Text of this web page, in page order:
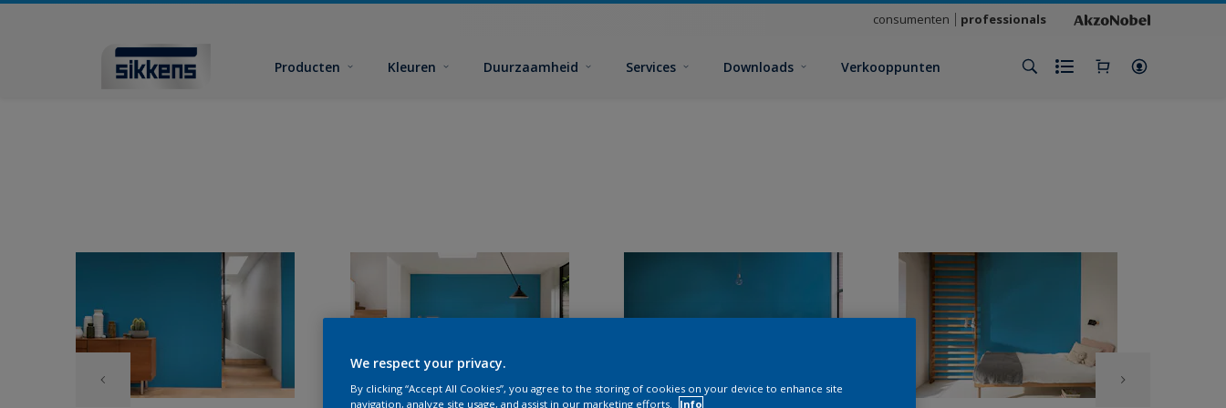
consumenten professionals
Producten Kleuren Duurzaamheid Services Downloads Verkooppunten
We respect your privacy.
By clicking “Accept All Cookies”, you agree to the storing of cookies on your device to enhance site
navigation, analyze site usage, and assist in our marketing efforts.
Info